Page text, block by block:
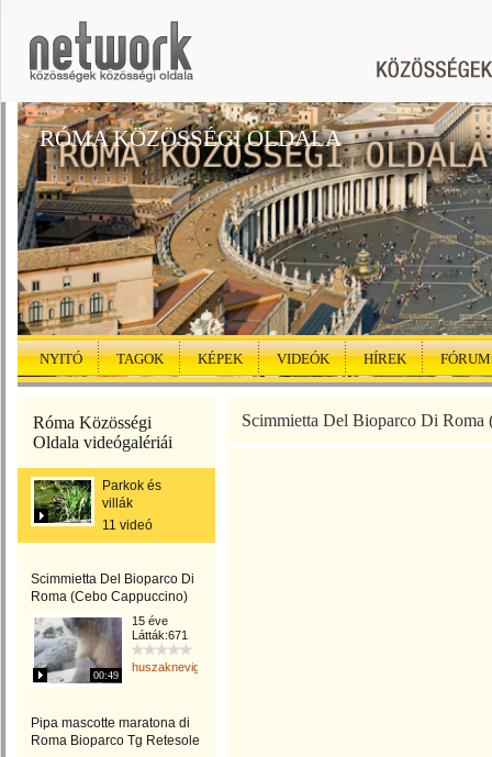
RÓMA KÖZÖSSÉGI OLDALA
NYITÓ TAGOK KÉPEK VIDEÓK HÍREK FÓRUM
Róma Közösségi
Oldala videógalériái
Parkok és
villák
11 videó
Scimmietta Del Bioparco Di
Roma (Cebo Cappuccino)
00:49
15 éve
Látták:671
huszaknevighgabriella
Pipa mascotte maratona di
Roma Bioparco Tg Retesole
Scimmietta Del Bioparco Di Roma